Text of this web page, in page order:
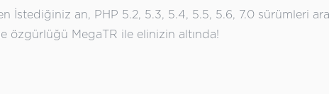
İstediğiniz an, PHP 5.2, 5.3, 5.4, 5.5, 5.6, 7.0 sürümleri
özgürlüğü MegaTR ile elinizin altında!